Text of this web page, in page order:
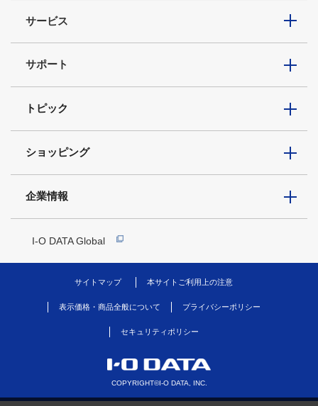
サービス
サポート
トピック
ショッピング
企業情報
I-O DATA Global
サイトマップ 本サイトご利用上の注意
表示価格・商品全般について プライバシーポリシー
セキュリティポリシー
COPYRIGHT©I-O DATA, INC.